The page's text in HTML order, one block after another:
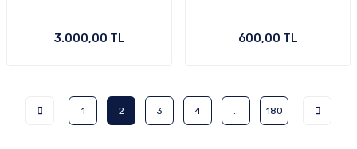
3.000,00 TL 600,00 TL
1 2 3 4 180